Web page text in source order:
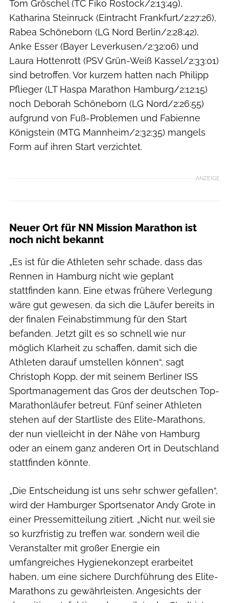
Tom Gröschel (TC Fiko Rostock/2:13:49),
Katharina Steinruck (Eintracht Frankfurt/2:27:26),
Rabea Schöneborn (LG Nord Berlin/2:28:42),
Anke Esser (Bayer Leverkusen/2:32:06) und
Laura Hottenrott (PSV Grün-Weiß Kassel/2:33:01)
sind betroffen. Vor kurzem hatten nach Philipp
Pflieger (LT Haspa Marathon Hamburg/2:12:15)
noch Deborah Schöneborn (LG Nord/2:26:55)
aufgrund von Fuß-Problemen und Fabienne
Königstein (MTG Mannheim/2:32:35) mangels
Form auf ihren Start verzichtet.
ANZEIGE
Neuer Ort für NN Mission Marathon ist
noch nicht bekannt
„Es ist für die Athleten sehr schade, dass das
Rennen in Hamburg nicht wie geplant
stattfinden kann. Eine etwas frühere Verlegung
wäre gut gewesen, da sich die Läufer bereits in
der finalen Feinabstimmung für den Start
befanden. Jetzt gilt es so schnell wie nur
möglich Klarheit zu schaffen, damit sich die
Athleten darauf umstellen können“, sagt
Christoph Kopp, der mit seinem Berliner ISS
Sportmanagement das Gros der deutschen Top-
Marathonläufer betreut. Fünf seiner Athleten
stehen auf der Startliste des Elite-Marathons,
der nun vielleicht in der Nähe von Hamburg
oder an einem ganz anderen Ort in Deutschland
stattfinden könnte.
„Die Entscheidung ist uns sehr schwer gefallen“,
wird der Hamburger Sportsenator Andy Grote in
einer Pressemitteilung zitiert. „Nicht nur, weil sie
so kurzfristig zu treffen war, sondern weil die
Veranstalter mit großer Energie ein
umfangreiches Hygienekonzept erarbeitet
haben, um eine sichere Durchführung des Elite-
Marathons zu gewährleisten. Angesichts der